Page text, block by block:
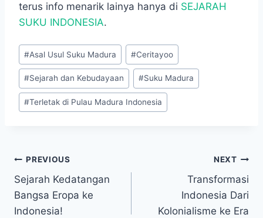
terus info menarik lainya hanya di SEJARAH
SUKU INDONESIA.
Post
Tags:
#Asal Usul Suku Madura #Ceritayoo
#Sejarah dan Kebudayaan #Suku Madura
#Terletak di Pulau Madura Indonesia
Navigasi
pos
PREVIOUS
Sejarah Kedatangan
Bangsa Eropa ke
Indonesia!
NEXT
Transformasi
Indonesia Dari
Kolonialisme ke Era